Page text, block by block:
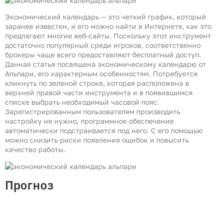
Экономический календарь — это четкий график, который
заранее известен, и его можно найти в Интернете, как это
предлагают многие веб-сайты. Поскольку этот инструмент
достаточно популярный среди игроков, соответственно
брокеры чаще всего предоставляют бесплатный доступ.
Данная статья посвящена экономическому календарю от
Альпари, его характерным особенностям. Потребуется
кликнуть по зеленой строке, которая расположена в
верхней правой части инструмента и в появившимся
списке выбрать необходимый часовой пояс.
Зарегистрированным пользователям производить
настройку не нужно, программное обеспечение
автоматически подстраивается под него. С его помощью
можно снизить риски появления ошибок и повысить
качество работы.
Прогноз